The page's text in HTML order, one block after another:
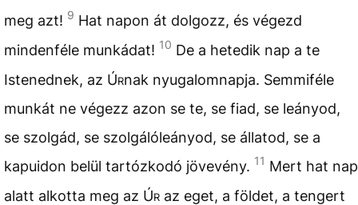
meg azt! 9 Hat napon át dolgozz, és végezd
mindenféle munkádat! 10 De a hetedik nap a te
Istenednek, az Úrnak nyugalomnapja. Semmiféle
munkát ne végezz azon se te, se fiad, se leányod,
se szolgád, se szolgálóleányod, se állatod, se a
kapuidon belül tartózkodó jövevény. 11 Mert hat nap
alatt alkotta meg az Úr az eget, a földet, a tengert